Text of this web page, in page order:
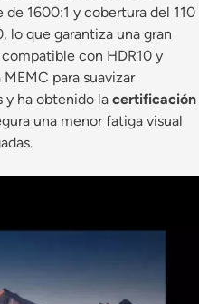
1600:1 y cobertura del 110
lo que garantiza una gran
con HDR10 y
para suavizar
y ha obtenido la certificación
una menor fatiga visual